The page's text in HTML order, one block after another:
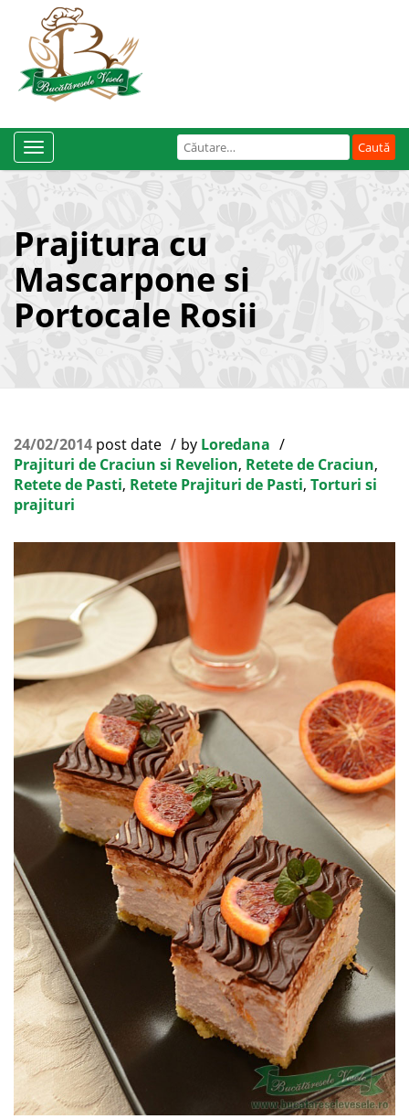
Caută
după:
Toggle
Navigation
Prajitura cu
Mascarpone si
Portocale Rosii
24/02/2014 post date by Loredana
Prajituri de Craciun si Revelion, Retete de Craciun,
Retete de Pasti, Retete Prajituri de Pasti, Torturi si
prajituri